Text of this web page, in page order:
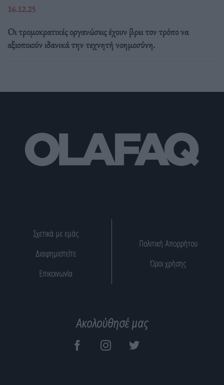
16.12.25
Οι τρομοκρατικές οργανώσεις έχουν βρει τον τρόπο να
αξιοποιούν ιδανικά την τεχνητή νοημοσύνη.
Σχετικά με εμάς
Διαφημιστείτε
Επικοινωνία
Πολιτική Απορρήτου
Όροι χρήσης
Ακολούθησέ μας